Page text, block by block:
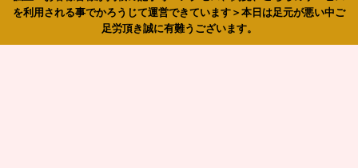
を利用される事でかろうじて運営できています＞本日は足元が悪い中ご
足労頂き誠に有難うございます。